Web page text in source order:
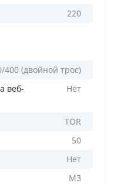
220
400 (двойной трос)
веб-
Нет
TOR
50
Нет
М3